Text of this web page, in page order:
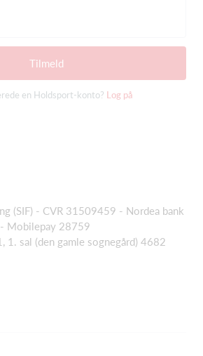
Tilmeld
en Holdsport-konto? Log på
(SIF) - CVR 31509459 - Nordea bank
Mobilepay 28759
1. sal (den gamle sognegård) 4682